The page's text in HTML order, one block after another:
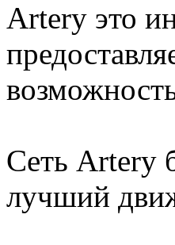
Artery это
Сеть Artery
лучший